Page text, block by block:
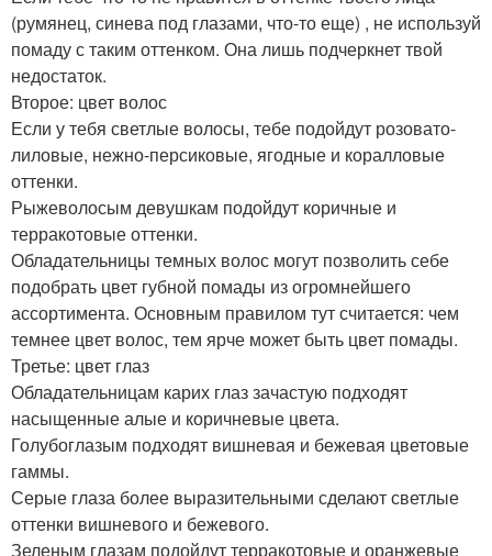
(румянец, синева под глазами, что-то еще) , не используй
помаду с таким оттенком. Она лишь подчеркнет твой
недостаток.
Второе: цвет волос
Если у тебя светлые волосы, тебе подойдут розовато-
лиловые, нежно-персиковые, ягодные и коралловые
оттенки.
Рыжеволосым девушкам подойдут коричные и
терракотовые оттенки.
Обладательницы темных волос могут позволить себе
подобрать цвет губной помады из огромнейшего
ассортимента. Основным правилом тут считается: чем
темнее цвет волос, тем ярче может быть цвет помады.
Третье: цвет глаз
Обладательницам карих глаз зачастую подходят
насыщенные алые и коричневые цвета.
Голубоглазым подходят вишневая и бежевая цветовые
гаммы.
Серые глаза более выразительными сделают светлые
оттенки вишневого и бежевого.
Зеленым глазам подойдут терракотовые и оранжевые